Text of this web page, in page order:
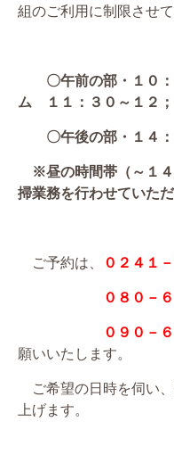
組のご利用に制限させて
〇午前の部・１０：
ム １１：３０～１２；
〇午後の部・１４：
※昼の時間帯（～１４
掃業務を行わせていただ
ご予約は、 ０２４１
０８０－６０４
０９０－６４５
願いいたします。
ご希望の日時を伺い
上げます。